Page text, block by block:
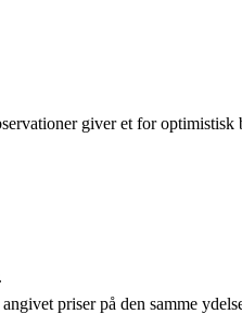
giver et for
priser på den samme